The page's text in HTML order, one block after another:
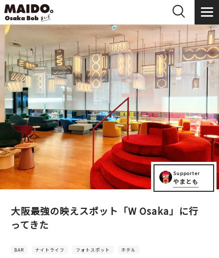
Supporter
やまとも
大阪最強の映えスポット「W Osaka」に行
ってきた
BAR ナイトライフ フォトスポット
ホテル